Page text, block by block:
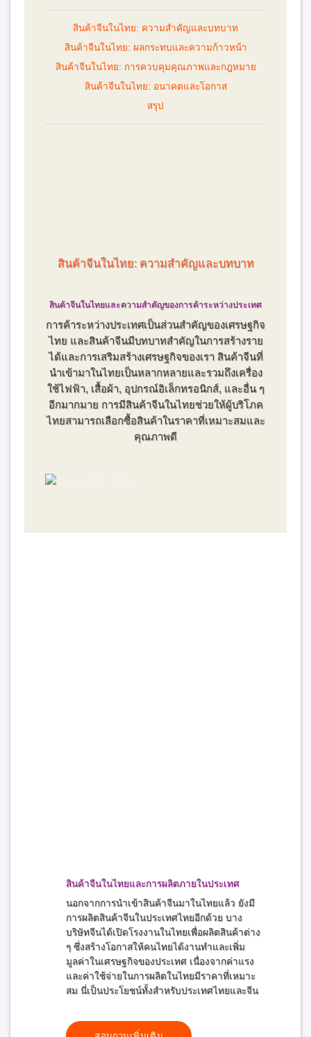
สินค้าจีนในไทย: ความสำคัญและบทบาท
สินค้าจีนในไทย: ผลกระทบและความก้าวหน้า
สินค้าจีนในไทย: การควบคุมคุณภาพและกฎหมาย
สินค้าจีนในไทย: อนาคตและโอกาส
สรุป
สินค้าจีนในไทย: ความสำคัญและบทบาท
สินค้าจีนในไทยและความสำคัญของการค้าระหว่างประเทศ
การค้าระหว่างประเทศเป็นส่วนสำคัญของเศรษฐกิจ
ไทย และสินค้าจีนมีบทบาทสำคัญในการสร้างราย
ได้และการเสริมสร้างเศรษฐกิจของเรา สินค้าจีนที่
นำเข้ามาในไทยเป็นหลากหลายและรวมถึงเครื่อง
ใช้ไฟฟ้า, เสื้อผ้า, อุปกรณ์อิเล็กทรอนิกส์, และอื่น ๆ
อีกมากมาย การมีสินค้าจีนในไทยช่วยให้ผู้บริโภค
ไทยสามารถเลือกซื้อสินค้าในราคาที่เหมาะสมและ
คุณภาพดี
สินค้าจีนในไทยและการผลิตภายในประเทศ
นอกจากการนำเข้าสินค้าจีนมาในไทยแล้ว ยังมี
การผลิตสินค้าจีนในประเทศไทยอีกด้วย บาง
บริษัทจีนได้เปิดโรงงานในไทยเพื่อผลิตสินค้าต่าง
ๆ ซึ่งสร้างโอกาสให้คนไทยได้งานทำและเพิ่ม
มูลค่าในเศรษฐกิจของประเทศ เนื่องจากค่าแรง
และค่าใช้จ่ายในการผลิตในไทยมีราคาที่เหมาะ
สม นี่เป็นประโยชน์ทั้งสำหรับประเทศไทยและจีน